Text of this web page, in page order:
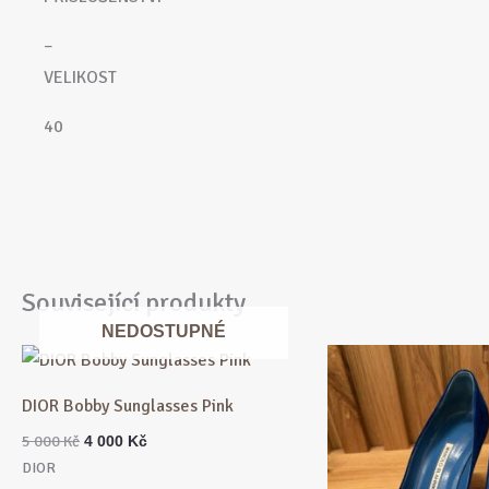
–
VELIKOST
40
Související produkty
NEDOSTUPNÉ
DIOR Bobby Sunglasses Pink
5 000Kč
5
000 Kč.
4 000 Kč
cena
4
DIOR